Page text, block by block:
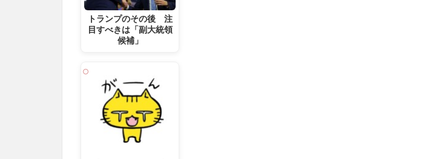
トランプのその後 注
目すべきは「副大統領
候補」